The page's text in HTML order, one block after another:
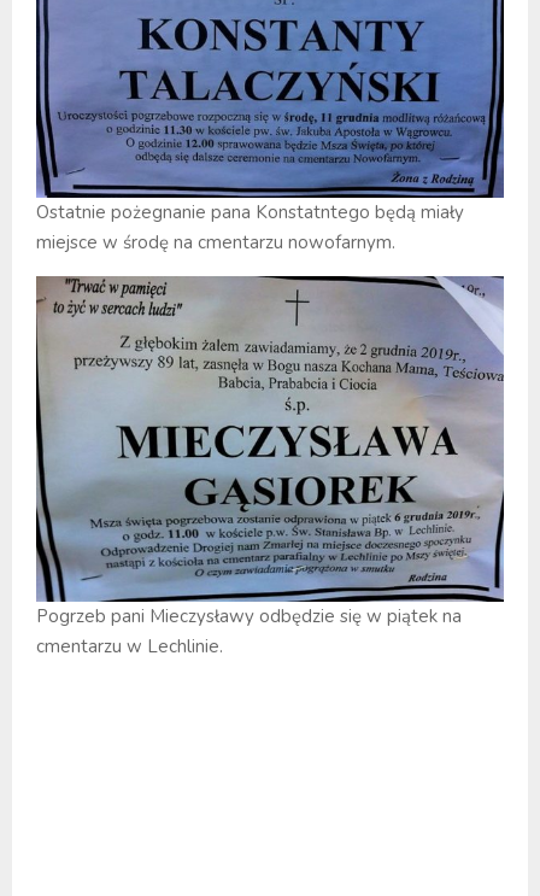
Ostatnie pożegnanie pana Konstatntego będą miały
miejsce w środę na cmentarzu nowofarnym.
Pogrzeb pani Mieczysławy odbędzie się w piątek na
cmentarzu w Lechlinie.